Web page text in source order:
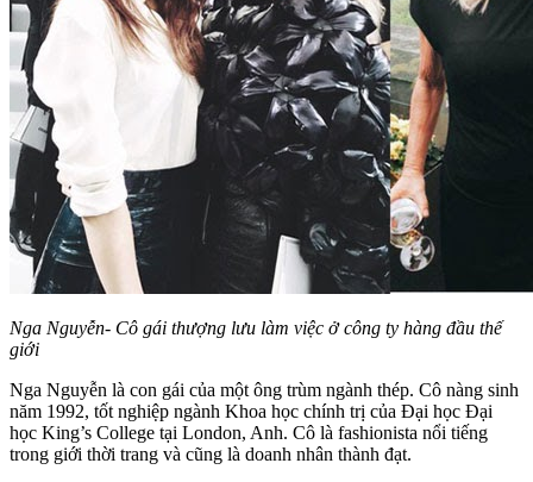
Nga Nguyễn- Cô gái thượng lưu làm việc ở công ty hàng đầu thế
giới
Nga Nguyễn là con gái của một ông trùm ngành thép. Cô nàng sinh
năm 1992, tốt nghiệp ngành Khoa học chính trị của Đại học Đại
học King’s College tại London, Anh. Cô là fashionista nổi tiếng
trong giới thời trang và cũng là doanh nhân thành đạt.